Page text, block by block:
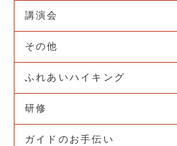
講演会
その他
ふれあいハイキング
研修
ガイドのお手伝い